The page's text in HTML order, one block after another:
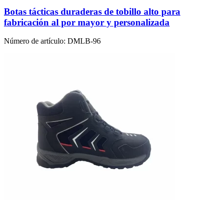
Botas tácticas duraderas de tobillo alto para
fabricación al por mayor y personalizada
Número de artículo: DMLB-96